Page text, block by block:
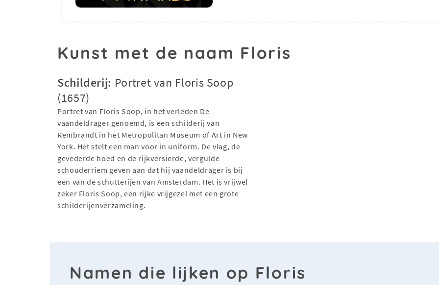
Kunst met de naam Floris
Schilderij: Portret van Floris Soop
(1657)
Portret van Floris Soop, in het verleden De
vaandeldrager genoemd, is een schilderij van
Rembrandt in het Metropolitan Museum of Art in New
York. Het stelt een man voor in uniform. De vlag, de
gevederde hoed en de rijkversierde, vergulde
schouderriem geven aan dat hij vaandeldrager is bij
een van de schutterijen van Amsterdam. Het is vrijwel
zeker Floris Soop, een rijke vrijgezel met een grote
schilderijenverzameling.
Namen die lijken op Floris